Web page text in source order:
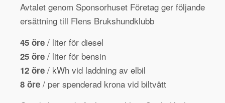
Avtalet genom Sponsorhuset Företag ger följande
ersättning till Flens Brukshundklubb
45 öre / liter för diesel
25 öre / liter för bensin
12 öre / kWh vid laddning av elbil
8 öre / per spenderad krona vid biltvätt